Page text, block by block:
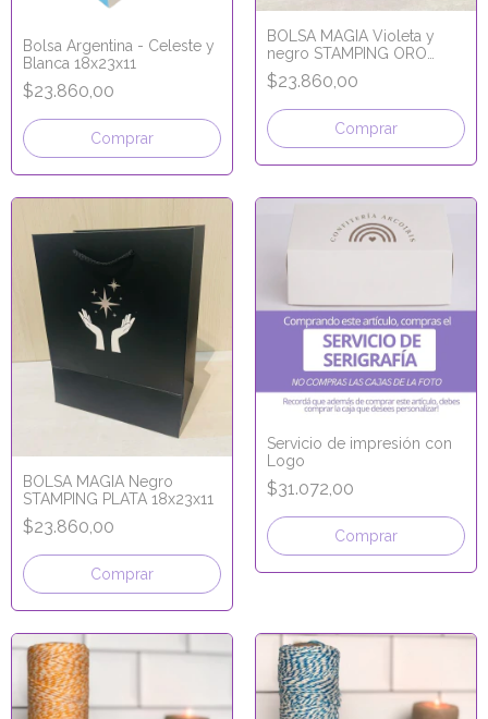
Bolsa Argentina - Celeste y
Blanca 18x23x11
$23.860,00
Comprar
BOLSA MAGIA Violeta y
negro STAMPING ORO
18x23x11
$23.860,00
Comprar
BOLSA MAGIA Negro
STAMPING PLATA 18x23x11
$23.860,00
Comprar
Servicio de impresión con
Logo
$31.072,00
Comprar